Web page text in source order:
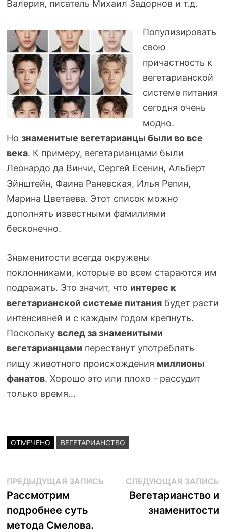
Валерия, писатель Михаил Задорнов и т.д.
Популизировать
свою
причастность к
вегетарианской
системе питания
сегодня очень
модно.
Но знаменитые вегетарианцы были во все
века. К примеру, вегетарианцами были
Леонардо да Винчи, Сергей Есенин, Альберт
Эйнштейн, Фаина Раневская, Илья Репин,
Марина Цветаева. Этот список можно
дополнять известными фамилиями
бесконечно.
Знаменитости всегда окружены
поклонниками, которые во всем стараются им
подражать. Это значит, что интерес к
вегетарианской системе питаниябудет расти
интенсивней и с каждым годом крепнуть.
Поскольку вслед за знаменитыми
вегетарианцами перестанут употреблять
пищу животного происхождения миллионы
фанатов. Хорошо это или плохо - рассудит
только время…
ОТМЕЧЕНО ВЕГЕТАРИАНСТВО
Навигация
по
записям
ПРЕДЫДУЩАЯ ЗАПИСЬПредыдущая
запись:
Рассмотрим
подробнее суть
метода Смелова.
СЛЕДУЮЩАЯ ЗАПИСЬ
Вегетарианство и
знаменитости